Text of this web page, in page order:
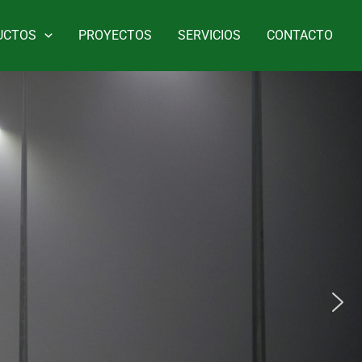
PROYECTOS SERVICIOS CONTACTO